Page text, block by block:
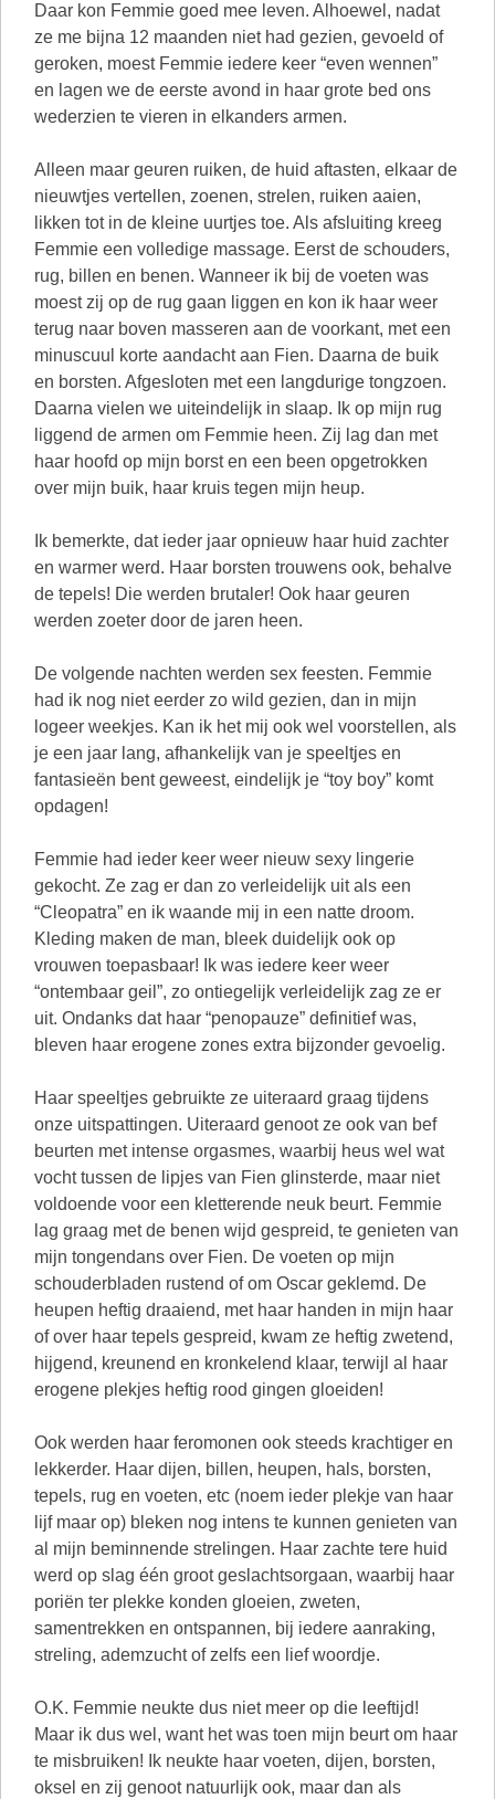
Daar kon Femmie goed mee leven. Alhoewel, nadat
ze me bijna 12 maanden niet had gezien, gevoeld of
geroken, moest Femmie iedere keer “even wennen”
en lagen we de eerste avond in haar grote bed ons
wederzien te vieren in elkanders armen.
Alleen maar geuren ruiken, de huid aftasten, elkaar de
nieuwtjes vertellen, zoenen, strelen, ruiken aaien,
likken tot in de kleine uurtjes toe. Als afsluiting kreeg
Femmie een volledige massage. Eerst de schouders,
rug, billen en benen. Wanneer ik bij de voeten was
moest zij op de rug gaan liggen en kon ik haar weer
terug naar boven masseren aan de voorkant, met een
minuscuul korte aandacht aan Fien. Daarna de buik
en borsten. Afgesloten met een langdurige tongzoen.
Daarna vielen we uiteindelijk in slaap. Ik op mijn rug
liggend de armen om Femmie heen. Zij lag dan met
haar hoofd op mijn borst en een been opgetrokken
over mijn buik, haar kruis tegen mijn heup.
Ik bemerkte, dat ieder jaar opnieuw haar huid zachter
en warmer werd. Haar borsten trouwens ook, behalve
de tepels! Die werden brutaler! Ook haar geuren
werden zoeter door de jaren heen.
De volgende nachten werden sex feesten. Femmie
had ik nog niet eerder zo wild gezien, dan in mijn
logeer weekjes. Kan ik het mij ook wel voorstellen, als
je een jaar lang, afhankelijk van je speeltjes en
fantasieën bent geweest, eindelijk je “toy boy” komt
opdagen!
Femmie had ieder keer weer nieuw sexy lingerie
gekocht. Ze zag er dan zo verleidelijk uit als een
“Cleopatra” en ik waande mij in een natte droom.
Kleding maken de man, bleek duidelijk ook op
vrouwen toepasbaar! Ik was iedere keer weer
“ontembaar geil”, zo ontiegelijk verleidelijk zag ze er
uit. Ondanks dat haar “penopauze” definitief was,
bleven haar erogene zones extra bijzonder gevoelig.
Haar speeltjes gebruikte ze uiteraard graag tijdens
onze uitspattingen. Uiteraard genoot ze ook van bef
beurten met intense orgasmes, waarbij heus wel wat
vocht tussen de lipjes van Fien glinsterde, maar niet
voldoende voor een kletterende neuk beurt. Femmie
lag graag met de benen wijd gespreid, te genieten van
mijn tongendans over Fien. De voeten op mijn
schouderbladen rustend of om Oscar geklemd. De
heupen heftig draaiend, met haar handen in mijn haar
of over haar tepels gespreid, kwam ze heftig zwetend,
hijgend, kreunend en kronkelend klaar, terwijl al haar
erogene plekjes heftig rood gingen gloeiden!
Ook werden haar feromonen ook steeds krachtiger en
lekkerder. Haar dijen, billen, heupen, hals, borsten,
tepels, rug en voeten, etc (noem ieder plekje van haar
lijf maar op) bleken nog intens te kunnen genieten van
al mijn beminnende strelingen. Haar zachte tere huid
werd op slag één groot geslachtsorgaan, waarbij haar
poriën ter plekke konden gloeien, zweten,
samentrekken en ontspannen, bij iedere aanraking,
streling, ademzucht of zelfs een lief woordje.
O.K. Femmie neukte dus niet meer op die leeftijd!
Maar ik dus wel, want het was toen mijn beurt om haar
te misbruiken! Ik neukte haar voeten, dijen, borsten,
oksel en zij genoot natuurlijk ook, maar dan als